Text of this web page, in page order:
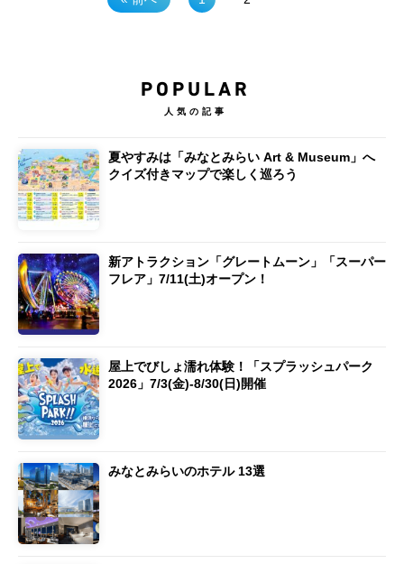
POPULAR
人気の記事
夏やすみは「みなとみらい Art & Museum」へ
クイズ付きマップで楽しく巡ろう
新アトラクション「グレートムーン」「スーパー
フレア」7/11(土)オープン！
屋上でびしょ濡れ体験！「スプラッシュパーク
2026」7/3(金)-8/30(日)開催
みなとみらいのホテル 13選